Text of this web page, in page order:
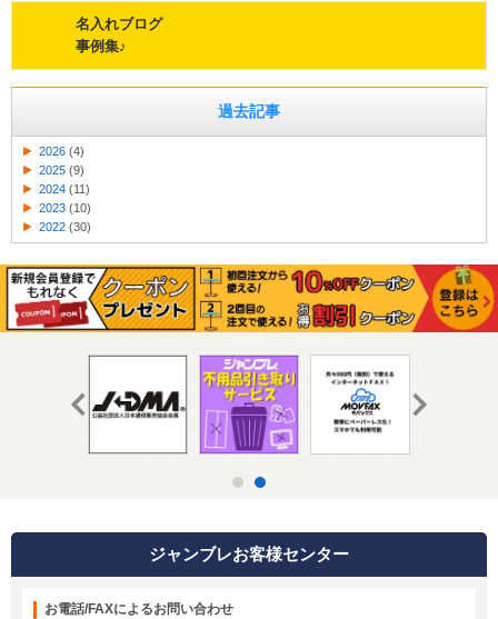
名入れブログ
事例集♪
過去記事
2026 (4)
2025 (9)
2024 (11)
2023 (10)
2022 (30)
ジャンブレお客様センター
お電話/FAXによるお問い合わせ